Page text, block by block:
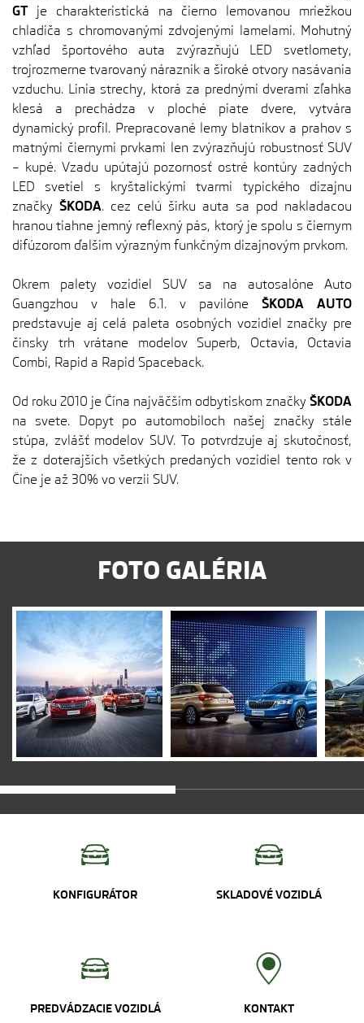
GTje charakteristická na čierno lemovanou mriežkou
chladiča s chromovanými zdvojenými lamelami. Mohutný
vzhľad športového auta zvýrazňujú LED svetlomety,
trojrozmerne tvarovaný nárazník a široké otvory nasávania
vzduchu. Línia strechy, ktorá za prednými dverami zľahka
klesá a prechádza v ploché piate dvere, vytvára
dynamický profil. Prepracované lemy blatníkov a prahov s
matnými čiernymi prvkami len zvýrazňujú robustnosť SUV
– kupé. Vzadu upútajú pozornosť ostré kontúry zadných
LED svetiel s kryštalickými tvarmi typického dizajnu
značky ŠKODA. cez celú šírku auta sa pod nakladacou
hranou tiahne jemný reflexný pás, ktorý je spolu s čiernym
difúzorom ďalším výrazným funkčným dizajnovým prvkom.
Okrem palety vozidiel SUV sa na autosalóne Auto
Guangzhou v hale 6.1. v pavilóne ŠKODA AUTO
predstavuje aj celá paleta osobných vozidiel značky pre
čínsky trh vrátane modelov Superb, Octavia, Octavia
Combi, Rapid a Rapid Spaceback.
Od roku 2010 je Čína najväčším odbytiskom značky ŠKODA
na svete. Dopyt po automobiloch našej značky stále
stúpa, zvlášť modelov SUV. To potvrdzuje aj skutočnosť,
že z doterajších všetkých predaných vozidiel tento rok v
Číne je až 30% vo verzii SUV.
FOTO GALÉRIA
KONFIGURÁTOR SKLADOVÉ VOZIDLÁ
PREDVÁDZACIE VOZIDLÁ KONTAKT